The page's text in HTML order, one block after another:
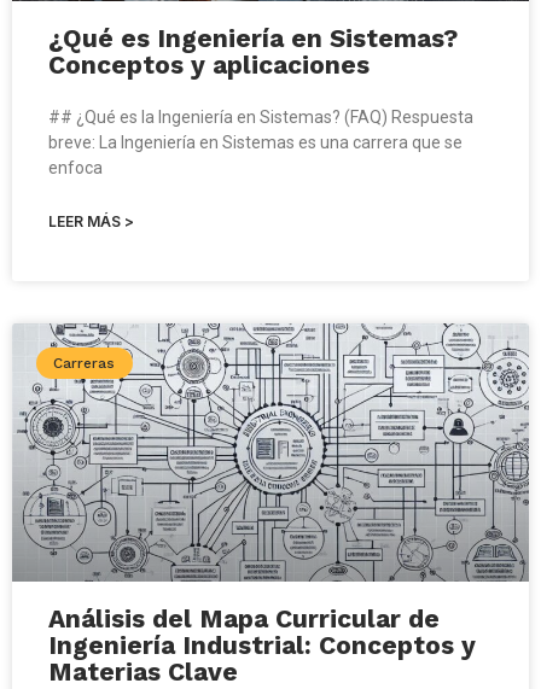
¿Qué es Ingeniería en Sistemas?
Conceptos y aplicaciones
## ¿Qué es la Ingeniería en Sistemas? (FAQ) Respuesta
breve: La Ingeniería en Sistemas es una carrera que se
enfoca
LEER MÁS >
Carreras
Análisis del Mapa Curricular de
Ingeniería Industrial: Conceptos y
Materias Clave